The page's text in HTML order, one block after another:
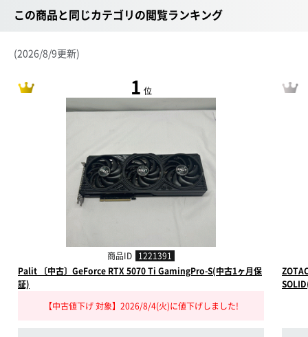
この商品と同じカテゴリの閲覧ランキング
(2026/8/9更新)
1 位
商品ID 1221391
Palit 〔中古〕GeForce RTX 5070 Ti GamingPro-S(中古1ヶ月保
証)
【中古値下げ 対象】2026/8/4(火)に値下げしました!